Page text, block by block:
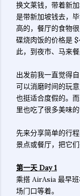
换文莱钱，带着新
是带新加坡钱去，
高的，餐厅的食物
碟烧肉饭的价格是
此，到夜市、马来
出发前我一直觉得
可以消磨时间的玩
也挺适合度假的。
里也吃了很多美味
先来分享简单的行
景点或餐厅，把它
第一天 Day 1
乘搭 AirAsia 最早
场门口等着。